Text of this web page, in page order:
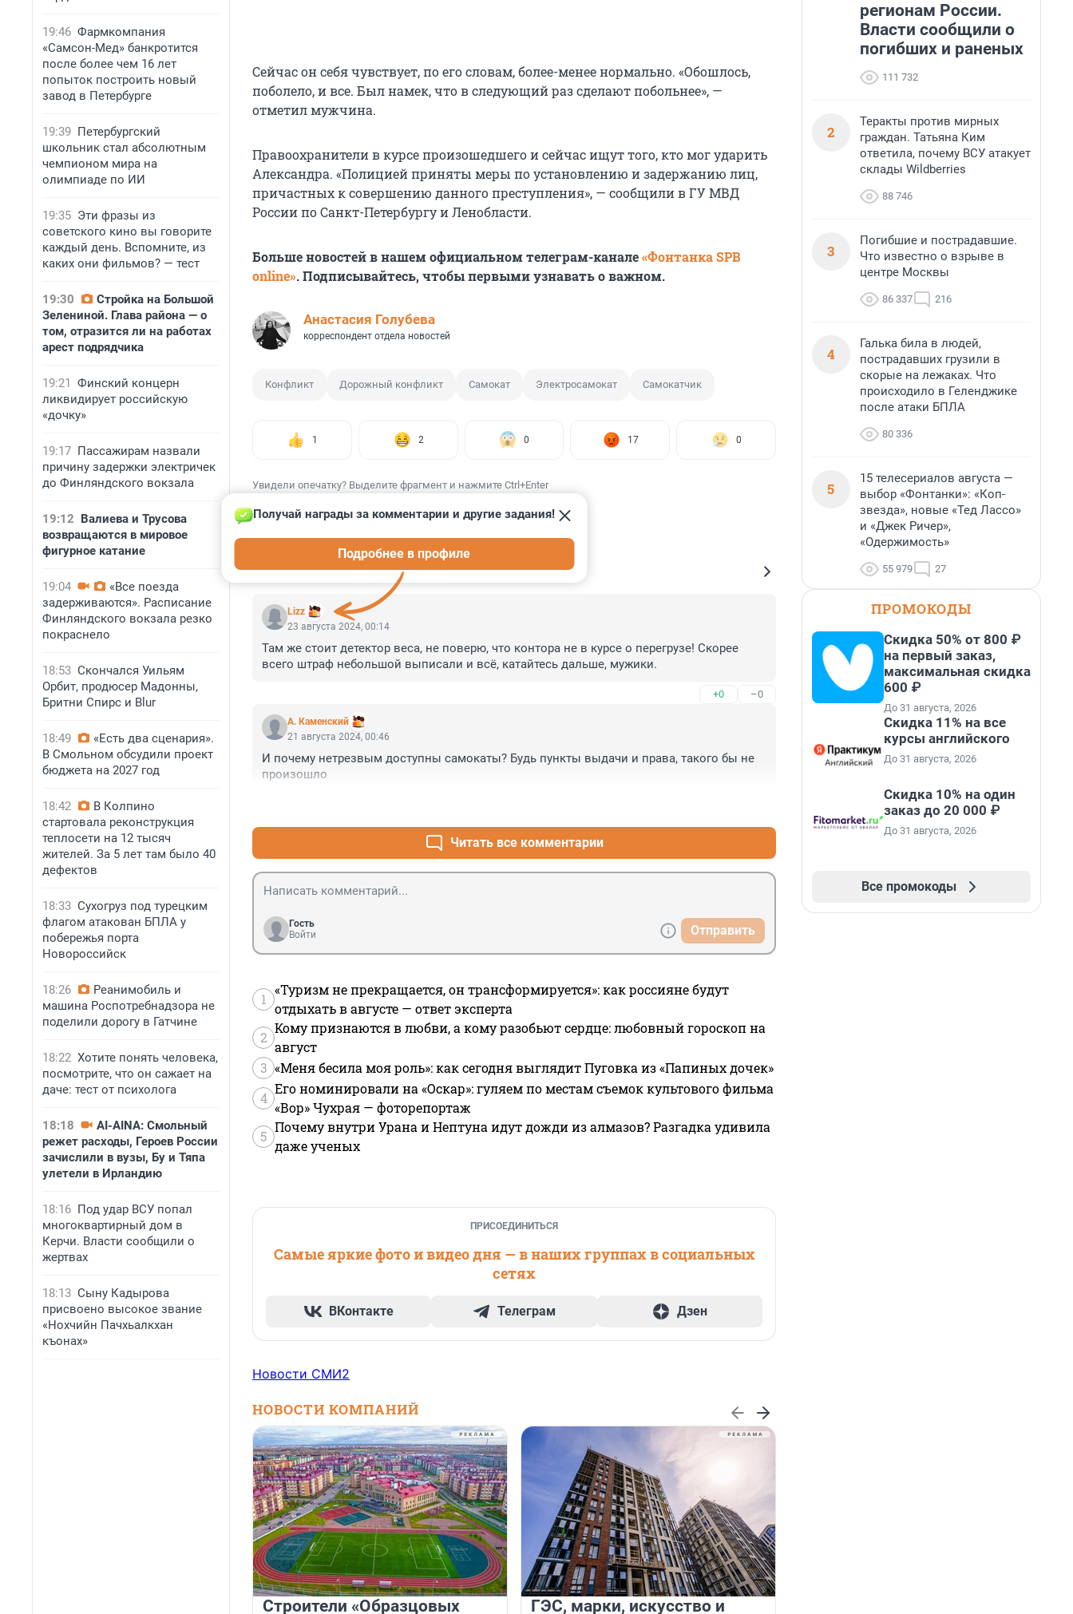
19:46 Фармкомпания
«Самсон-Мед» банкротится
после более чем 16 лет
попыток построить новый
завод в Петербурге
19:39 Петербургский
школьник стал абсолютным
чемпионом мира на
олимпиаде по ИИ
19:35 Эти фразы из
советского кино вы говорите
каждый день. Вспомните, из
каких они фильмов? — тест
19:30
Стройка на Большой
Зелениной. Глава района — о
том, отразится ли на работах
арест подрядчика
19:21 Финский концерн
ликвидирует российскую
«дочку»
19:17 Пассажирам назвали
причину задержки электричек
до Финляндского вокзала
19:12 Валиева и Трусова
возвращаются в мировое
фигурное катание
19:04
«Все поезда
задерживаются». Расписание
Финляндского вокзала резко
покраснело
18:53 Скончался Уильям
Орбит, продюсер Мадонны,
Бритни Спирс и Blur
18:49
«Есть два сценария».
В Смольном обсудили проект
бюджета на 2027 год
18:42
В Колпино
стартовала реконструкция
теплосети на 12 тысяч
жителей. За 5 лет там было 40
дефектов
18:33 Сухогруз под турецким
флагом атакован БПЛА у
побережья порта
Новороссийск
18:26
Реанимобиль и
машина Роспотребнадзора не
поделили дорогу в Гатчине
18:22 Хотите понять человека,
посмотрите, что он сажает на
даче: тест от психолога
18:18
AI-AINA: Смольный
режет расходы, Героев России
зачислили в вузы, Бу и Тяпа
улетели в Ирландию
18:16 Под удар ВСУ попал
многоквартирный дом в
Керчи. Власти сообщили о
жертвах
18:13 Сыну Кадырова
присвоено высокое звание
«Нохчийн Пачхьалкхан
къонах»
Сейчас он себя чувствует, по его словам, более-менее нормально. «Обошлось,
поболело, и все. Был намек, что в следующий раз сделают побольнее», —
отметил мужчина.
Правоохранители в курсе произошедшего и сейчас ищут того, кто мог ударить
Александра. «Полицией приняты меры по установлению и задержанию лиц,
причастных к совершению данного преступления», — сообщили в ГУ МВД
России по Санкт-Петербургу и Ленобласти.
Больше новостей в нашем официальном телеграм-канале«Фонтанка SPB
online». Подписывайтесь, чтобы первыми узнавать о важном.
Анастасия Голубева
корреспондент отдела новостей
Конфликт Дорожный конфликт Самокат Электросамокат Самокатчик
1 2 0 17 0
Увидели опечатку? Выделите фрагмент и нажмите Ctrl+Enter
КОММЕНТАРИИ 44
Lizz
Получай награды за комментарии и другие задания!
Подробнее в профиле
23 августа 2024, 00:14
Там же стоит детектор веса, не поверю, что контора не в курсе о перегрузе! Скорее
всего штраф небольшой выписали и всё, катайтесь дальше, мужики.
+0 –0
А. Каменский
21 августа 2024, 00:46
И почему нетрезвым доступны самокаты? Будь пункты выдачи и права, такого бы не
произошло
Читать все комментарии
Гость
Войти
Отправить
1
«Туризм не прекращается, он трансформируется»: как россияне будут
отдыхать в августе — ответ эксперта
2
Кому признаются в любви, а кому разобьют сердце: любовный гороскоп на
август
3 «Меня бесила моя роль»: как сегодня выглядит Пуговка из «Папиных дочек»
4
Его номинировали на «Оскар»: гуляем по местам съемок культового фильма
«Вор» Чухрая — фоторепортаж
5
Почему внутри Урана и Нептуна идут дожди из алмазов? Разгадка удивила
даже ученых
ПРИСОЕДИНИТЬСЯ
Самые яркие фото и видео дня — в наших группах в социальных
сетях
ВКонтакте Телеграм Дзен
Новости СМИ2
НОВОСТИ КОМПАНИЙ
Строители «Образцовых ГЭС, марки, искусство и
регионам России.
Власти сообщили о
погибших и раненых
111 732
2
Теракты против мирных
граждан. Татьяна Ким
ответила, почему ВСУ атакует
склады Wildberries
88 746
3
Погибшие и пострадавшие.
Что известно о взрыве в
центре Москвы
86 337 216
4
Галька била в людей,
пострадавших грузили в
скорые на лежаках. Что
происходило в Геленджике
после атаки БПЛА
80 336
5
15 телесериалов августа —
выбор «Фонтанки»: «Коп-
звезда», новые «Тед Лассо»
и «Джек Ричер»,
«Одержимость»
55 979 27
ПРОМОКОДЫ
Скидка 50% от 800 ₽
на первый заказ,
максимальная скидка
600 ₽
До 31 августа, 2026
Скидка 11% на все
курсы английского
До 31 августа, 2026
Скидка 10% на один
заказ до 20 000 ₽
До 31 августа, 2026
Все промокоды